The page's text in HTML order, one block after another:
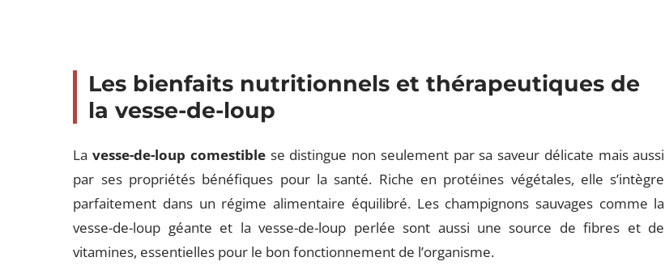
Les bienfaits nutritionnels et thérapeutiques de
la vesse-de-loup
Lavesse-de-loup comestiblese distingue non seulement par sa saveur délicate mais aussi
par ses propriétés bénéfiques pour la santé. Riche en protéines végétales, elle s’intègre
parfaitement dans un régime alimentaire équilibré. Les champignons sauvages comme la
vesse-de-loup géante et la vesse-de-loup perlée sont aussi une source de fibres et de
vitamines, essentielles pour le bon fonctionnement de l’organisme.